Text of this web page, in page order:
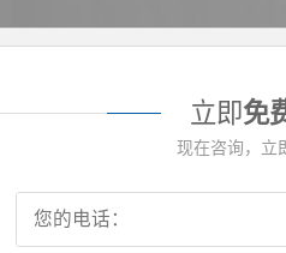
立即免
现在咨询，立